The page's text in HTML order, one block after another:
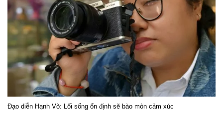
Đạo diễn Hạnh Võ: Lối sống ổn định sẽ bào mòn cảm xúc